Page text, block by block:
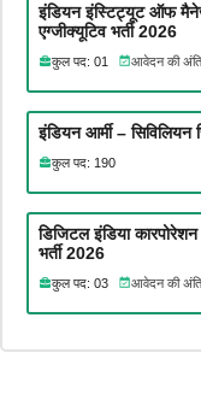
इंडियन इंस्टिट्यूट ऑफ
एग्जीक्यूटिव भर्ती 2026
कुल पद: 01 आवेदन की
इंडियन आर्मी –
कुल पद: 190
डिजिटल इंडिया
भर्ती 2026
कुल पद: 03 आवेदन की